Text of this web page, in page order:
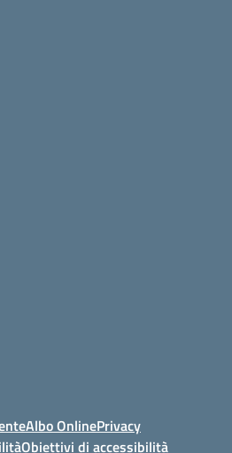
Albo OnlinePrivacy
Obiettivi di accessibilità